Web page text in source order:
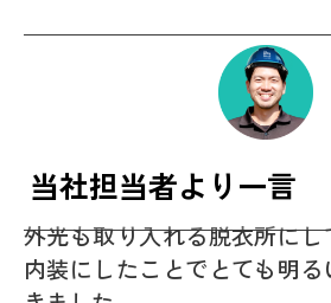
当社担当者より一言
外光も取り入れる脱衣所に
内装にしたことでとても明